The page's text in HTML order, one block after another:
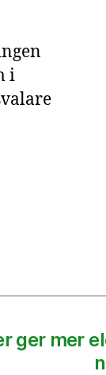
i
ger mer